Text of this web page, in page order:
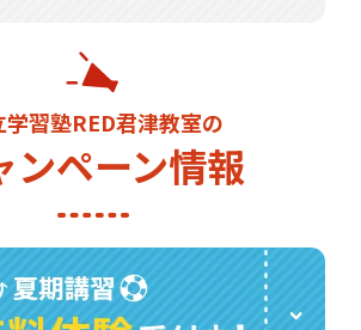
学習塾RED君津教室の
ンペーン情報